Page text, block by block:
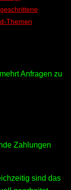
Themen
Anfragen zu
Zahlungen
sind das